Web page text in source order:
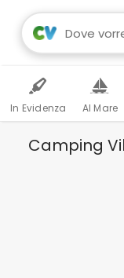
In Evidenza Al Mare
Camping